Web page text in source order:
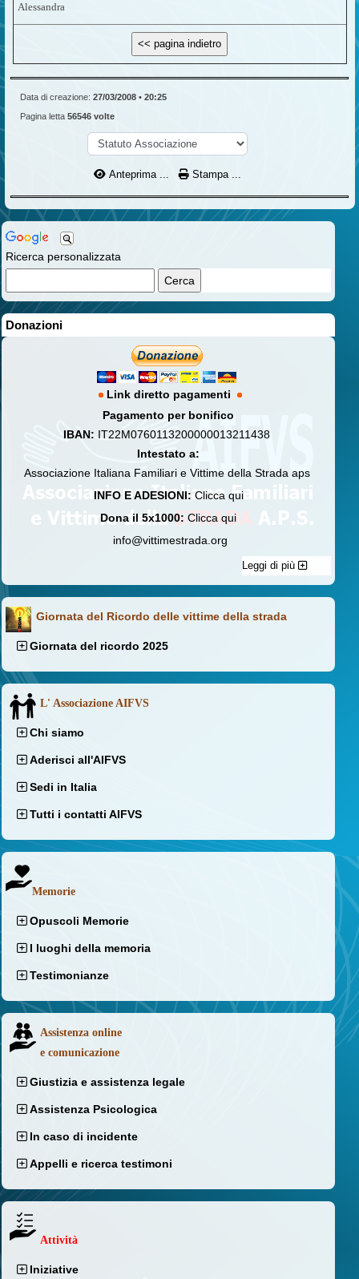
Ricerca personalizzata
Donazioni
Link diretto pagamenti
Pagamento per bonifico
IBAN: IT22M0760113200000013211438
Intestato a:
Associazione Italiana Familiari e Vittime della Strada aps
INFO E ADESIONI: Clicca qui
Dona il 5x1000:Clicca qui
info@vittimestrada.org
Leggi di più
Giornata del Ricordo delle vittime della strada
Giornata del ricordo 2025
L' Associazione AIFVS
Chi siamo
Aderisci all'AIFVS
Sedi in Italia
Tutti i contatti AIFVS
Memorie
Opuscoli Memorie
I luoghi della memoria
Testimonianze
Assistenza online
e comunicazione
Giustizia e assistenza legale
Assistenza Psicologica
In caso di incidente
Appelli e ricerca testimoni
Attività
Iniziative
Alessandra
Data di creazione: 27/03/2008 • 20:25
Pagina letta 56546 volte
Anteprima ... Stampa ...